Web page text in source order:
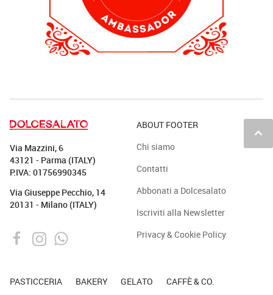
keyboard_arrow_up
Via Mazzini, 6
43121 - Parma (ITALY)
P.IVA: 01756990345
Via Giuseppe Pecchio, 14
20131 - Milano (ITALY)
ABOUT FOOTER
Chi siamo
Contatti
Abbonati a Dolcesalato
Iscriviti alla Newsletter
Privacy & Cookie Policy
PASTICCERIA BAKERY GELATO CAFFÈ & CO.